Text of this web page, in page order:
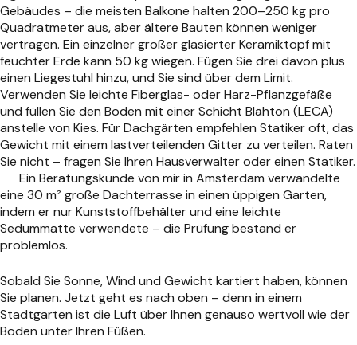
Gebäudes – die meisten Balkone halten 200–250 kg pro
Quadratmeter aus, aber ältere Bauten können weniger
vertragen. Ein einzelner großer glasierter Keramiktopf mit
feuchter Erde kann 50 kg wiegen. Fügen Sie drei davon plus
einen Liegestuhl hinzu, und Sie sind über dem Limit.
Verwenden Sie leichte Fiberglas- oder Harz-Pflanzgefäße
und füllen Sie den Boden mit einer Schicht Blähton (LECA)
anstelle von Kies. Für Dachgärten empfehlen Statiker oft, das
Gewicht mit einem lastverteilenden Gitter zu verteilen. Raten
Sie nicht – fragen Sie Ihren Hausverwalter oder einen Statiker.
Ein Beratungskunde von mir in Amsterdam verwandelte
eine 30 m² große Dachterrasse in einen üppigen Garten,
indem er nur Kunststoffbehälter und eine leichte
Sedummatte verwendete – die Prüfung bestand er
problemlos.
Sobald Sie Sonne, Wind und Gewicht kartiert haben, können
Sie planen. Jetzt geht es nach oben – denn in einem
Stadtgarten ist die Luft über Ihnen genauso wertvoll wie der
Boden unter Ihren Füßen.